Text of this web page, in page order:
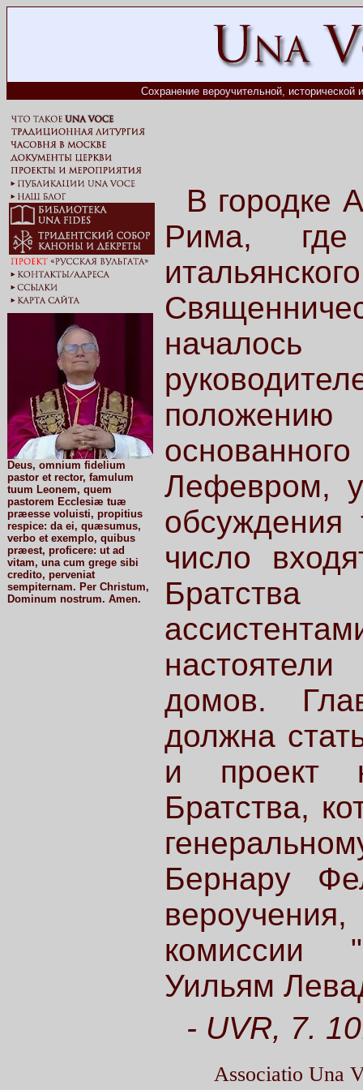
Сохранение вероучительной, исторической
Deus, omnium fidelium
pastor et rector, famulum
tuum Leonem, quem
pastorem Ecclesiæ tuæ
præesse voluisti, propitius
respice: da ei, quæsumus,
verbo et exemplo, quibus
præest, proficere: ut ad
vitam, una cum grege sibi
credito, perveniat
sempiternam. Per Christum,
Dominum nostrum. Amen.
В городке
Рима, где
Лефевром,
число
домов.
должна
и проект
Братства,
Бернару
комиссии
Уильям
- UVR, 7.
Associatio Una